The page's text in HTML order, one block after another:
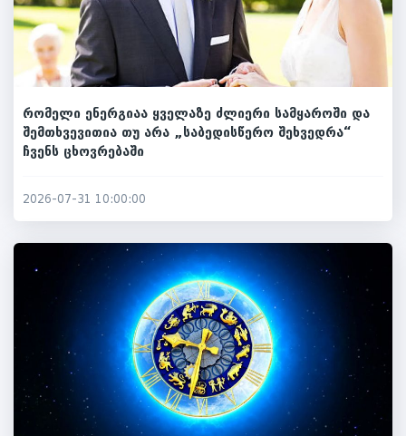
რომელი ენერგიაა ყველაზე ძლიერი სამყაროში და
შემთხვევითია თუ არა „საბედისწერო შეხვედრა“
ჩვენს ცხოვრებაში
2026-07-31 10:00:00